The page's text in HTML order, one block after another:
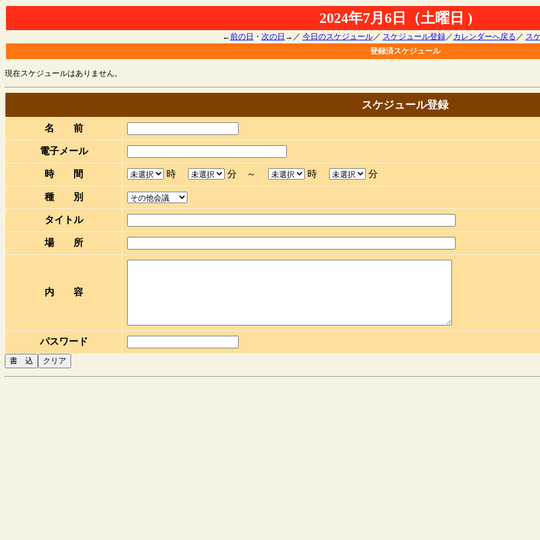
2024年7月6日（土曜日 )
←前の日 ・ 次の日 →／ 今日のスケジュール／ スケジュール登録／ カレンダーへ戻る ／ ス
登録済スケジュール
現在スケジュールはありません。
スケジュール登録
名 前
電子メール
時 間 時 分 ～ 時 分
種 別
タイトル
場 所
内 容
パスワード